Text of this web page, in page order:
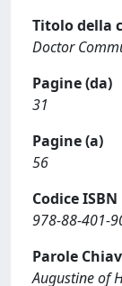
Titolo della
Doctor
Pagine (da)
31
Pagine (a)
56
Codice ISBN
978-88-401-
Parole
Augustine of